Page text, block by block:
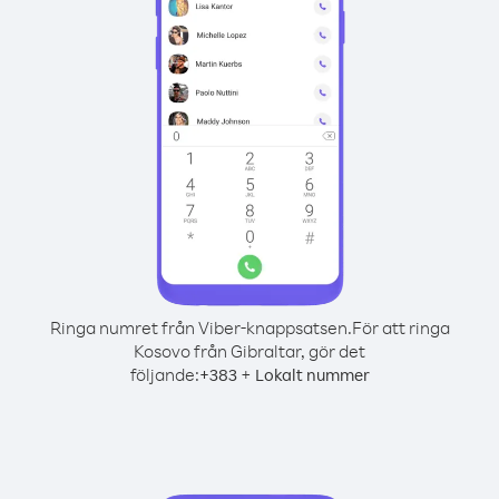
Ringa numret från Viber-knappsatsen.För att ringa
Kosovo från Gibraltar, gör det
följande:+383+ Lokalt nummer